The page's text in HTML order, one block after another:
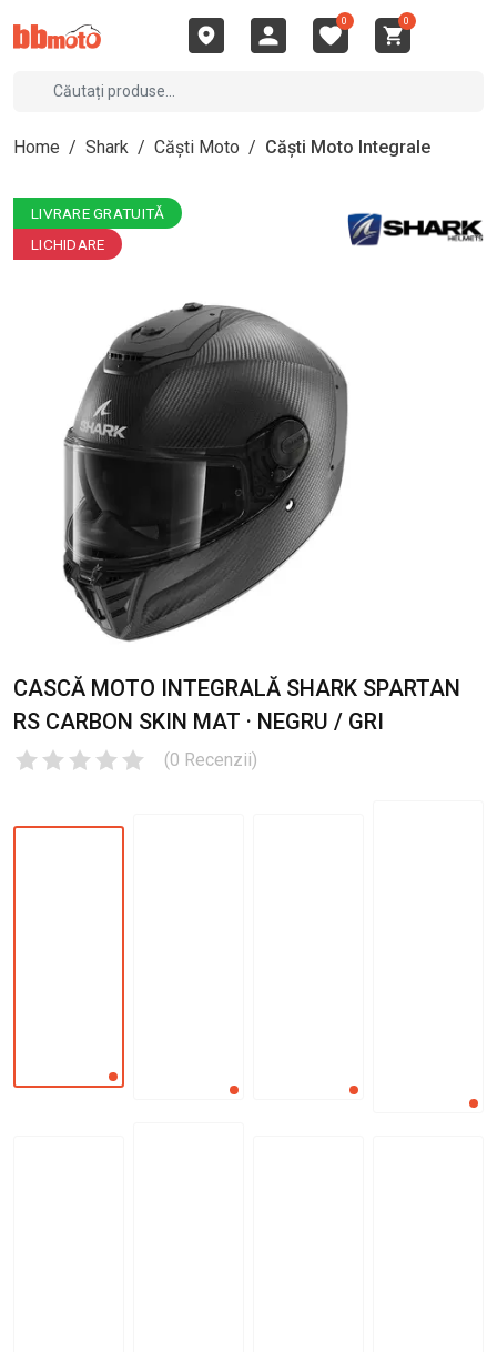
0 0
Home / Shark / Căști Moto / Căști Moto Integrale
LIVRARE GRATUITĂ
LICHIDARE
CASCĂ MOTO INTEGRALĂ SHARK SPARTAN
RS CARBON SKIN MAT · NEGRU / GRI
(0 Recenzii)